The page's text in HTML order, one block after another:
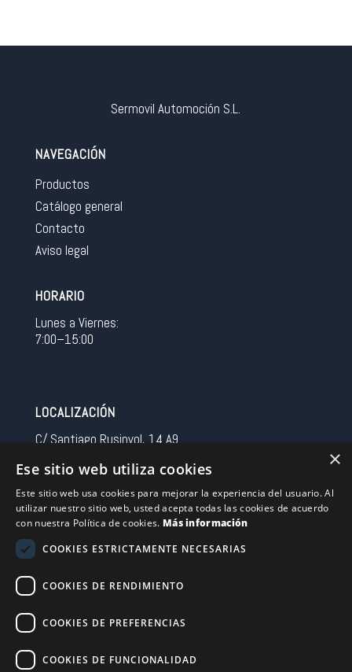
Sermovil Automoción S.L.
NAVEGACIÓN
Productos
Catálogo general
Contacto
Aviso legal
HORARIO
Lunes a Viernes:
7:00–15:00
LOCALIZACIÓN
C/ Santiago Rusinyol, 14 A9
Spain
CONTACTO
Tel 0034 93 713 37 30
sermovil@sertronic.es
Acceso intranet para representantes
×
Ese sitio web utiliza cookies
Este sitio web usa cookies para mejorar la experiencia del usuario. Al
utilizar nuestro sitio web, usted acepta todas las cookies de acuerdo
con nuestra Política de cookies. Más información
COOKIES ESTRICTAMENTE NECESARIAS
COOKIES DE RENDIMIENTO
COOKIES DE PREFERENCIAS
COOKIES DE FUNCIONALIDAD